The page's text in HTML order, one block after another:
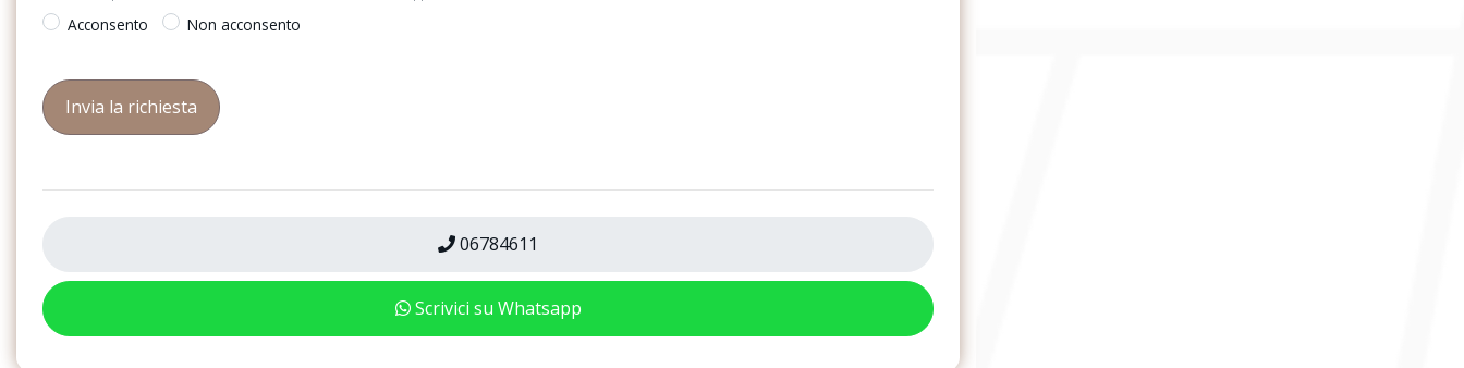
Acconsento Non acconsento
06784611
Scrivici su Whatsapp